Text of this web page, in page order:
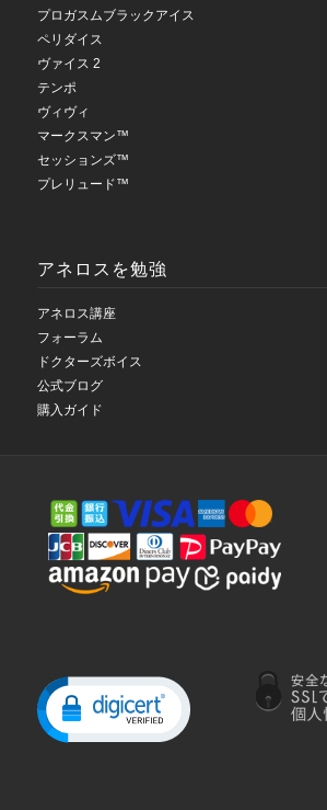
プロガスムブラックアイス
ペリダイス
ヴァイス 2
テンポ
ヴィヴィ
マークスマン™
セッションズ™
プレリュード™
アネロスを勉強
アネロス講座
フォーラム
ドクターズボイス
公式ブログ
購入ガイド